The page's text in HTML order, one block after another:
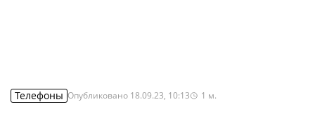
Телефоны Опубликовано 18.09.23, 10:13 1 м.